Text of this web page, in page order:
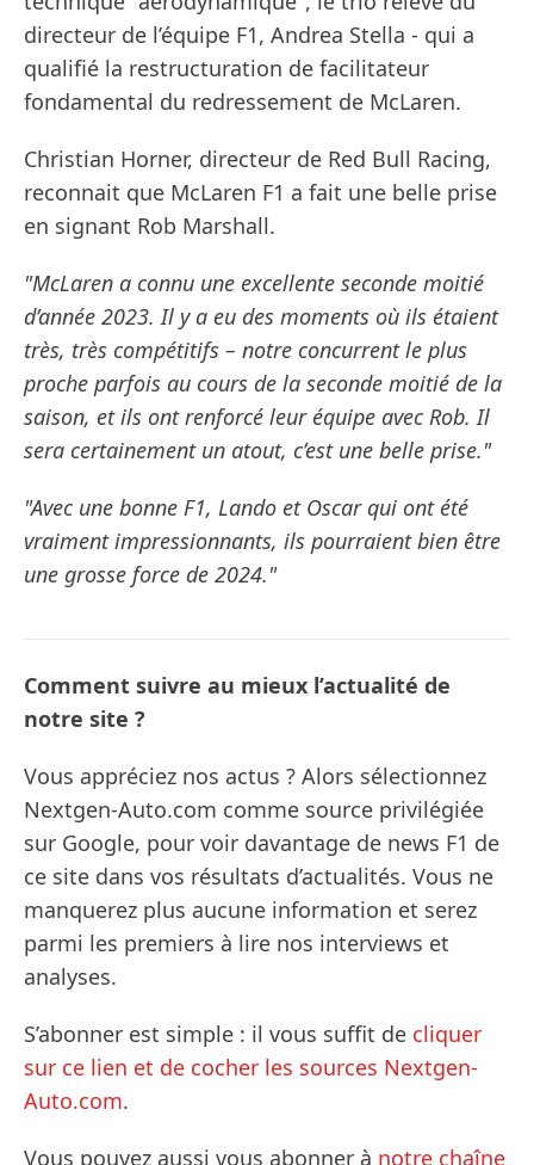
directeur de l’équipe F1, Andrea Stella - qui a
qualifié la restructuration de facilitateur
fondamental du redressement de McLaren.
Christian Horner, directeur de Red Bull Racing,
reconnait que McLaren F1 a fait une belle prise
en signant Rob Marshall.
"McLaren a connu une excellente seconde moitié
d’année 2023. Il y a eu des moments où ils étaient
très, très compétitifs – notre concurrent le plus
proche parfois au cours de la seconde moitié de la
saison, et ils ont renforcé leur équipe avec Rob. Il
sera certainement un atout, c’est une belle prise."
"Avec une bonne F1, Lando et Oscar qui ont été
vraiment impressionnants, ils pourraient bien être
une grosse force de 2024."
Comment suivre au mieux l’actualité de
notre site ?
Vous appréciez nos actus ? Alors sélectionnez
Nextgen-Auto.com comme source privilégiée
sur Google, pour voir davantage de news F1 de
ce site dans vos résultats d’actualités. Vous ne
manquerez plus aucune information et serez
parmi les premiers à lire nos interviews et
analyses.
S’abonner est simple : il vous suffit de cliquer
sur ce lien et de cocher les sources Nextgen-
Auto.com.
Vous pouvez aussi vous abonner à notre chaîne